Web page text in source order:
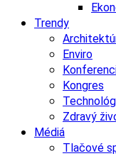
Trendy
Enviro
Kongres
Zdravý
Médiá
Tlačové